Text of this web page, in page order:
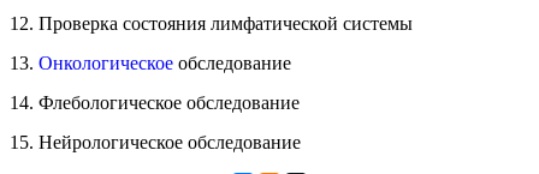
12. Проверка состояния лимфатической системы
13. Онкологическое обследование
14. Флебологическое обследование
15. Нейрологическое обследование